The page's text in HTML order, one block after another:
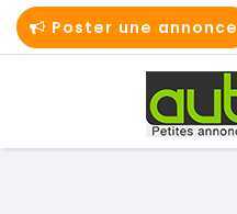
Poster une annonce